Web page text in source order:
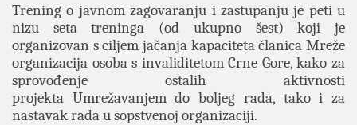
Trening o javnom zagovaranju i zastupanju je peti u
nizu seta treninga (od ukupno šest) koji je
organizovan s ciljem jačanja kapaciteta članica Mreže
organizacija osoba s invaliditetom Crne Gore, kako za
sprovođenje ostalih aktivnosti
projekta Umrežavanjem do boljeg rada, tako i za
nastavak rada u sopstvenoj organizaciji.